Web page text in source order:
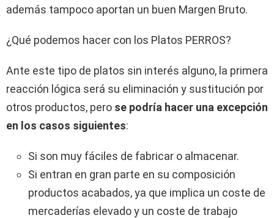
además tampoco aportan un buen Margen Bruto.
¿Qué podemos hacer con los Platos PERROS?
Ante este tipo de platos sin interés alguno, la primera
reacción lógica será su eliminación y sustitución por
otros productos, pero se podría hacer una excepción
en los casos siguientes:
Si son muy fáciles de fabricar o almacenar.
Si entran en gran parte en su composición
productos acabados, ya que implica un coste de
mercaderías elevado y un coste de trabajo